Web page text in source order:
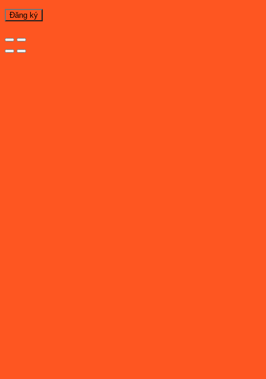
Đăng ký